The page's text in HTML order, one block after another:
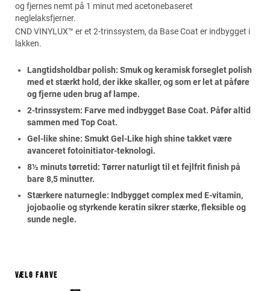
og fjernes nemt på 1 minut med acetonebaseret
neglelaksfjerner.
CND VINYLUX™ er et 2-trinssystem, da Base Coat er indbygget i
lakken.
Langtidsholdbar polish: Smuk og keramisk forseglet polish
med et stærkt hold, der ikke skaller, og som er let at påføre
og fjerne uden brug af lampe.
2-trinssystem: Farve med indbygget Base Coat. Påfør altid
sammen med Top Coat.
Gel-like shine: Smukt Gel-Like high shine takket være
avanceret fotoinitiator-teknologi.
8½ minuts tørretid: Tørrer naturligt til et fejlfrit finish på
bare 8,5 minutter.
Stærkere naturnegle: Indbygget complex med E-vitamin,
jojobaolie og styrkende keratin sikrer stærke, fleksible og
sunde negle.
Vælg farve